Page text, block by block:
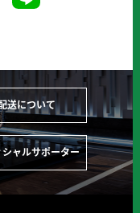
送について
シャルサポーター